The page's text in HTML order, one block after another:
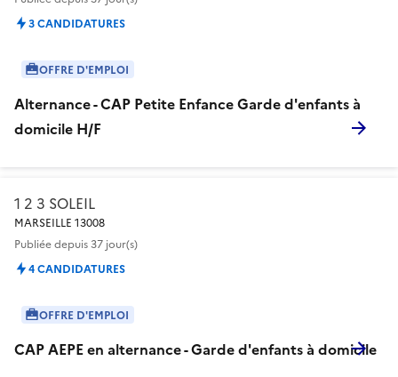
Alternance - CAP Petite Enfance Garde d'enfants à
domicile H/F
3 CANDIDATURES
OFFRE D'EMPLOI
CAP AEPE en alternance - Garde d'enfants à domicile
1 2 3 SOLEIL
MARSEILLE 13008
Publiéedepuis 37 jour(s)
4 CANDIDATURES
OFFRE D'EMPLOI